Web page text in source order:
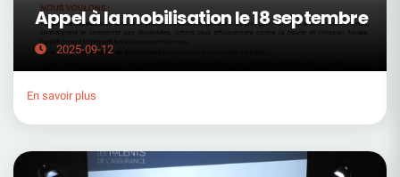
Appel à la mobilisation le 18 septembre
2025-09-12
En savoir plus